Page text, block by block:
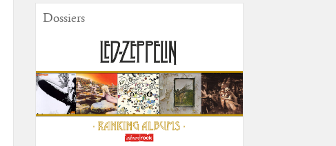
Dossiers